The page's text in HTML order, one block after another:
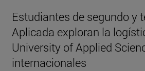
Estudiantes de segundo y
Aplicada exploran la
University of Applied
internacionales